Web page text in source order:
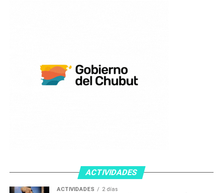
ACTIVIDADES
ACTIVIDADES 2 días